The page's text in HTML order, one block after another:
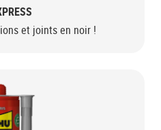
et joints en noir !